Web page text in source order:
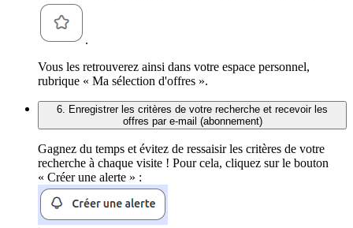
.
Vous les retrouverez ainsi dans votre espace personnel,
rubrique « Ma sélection d'offres ».
6. Enregistrer les critères de votre recherche et recevoir les
offres par e-mail (abonnement)
Gagnez du temps et évitez de ressaisir les critères de votre
recherche à chaque visite ! Pour cela, cliquez sur le bouton
« Créer une alerte » :